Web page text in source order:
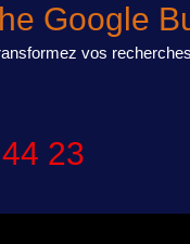
Google
vos
23